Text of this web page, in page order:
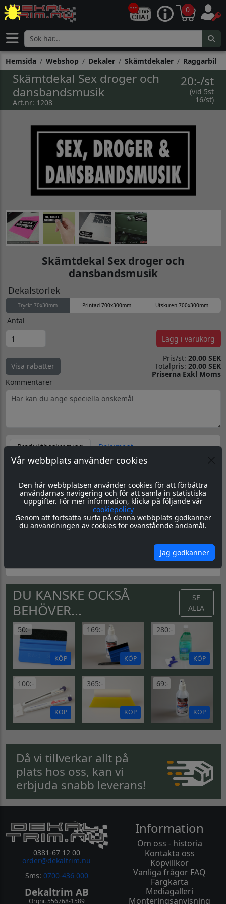
Vår webbplats använder cookies
Den här webbplatsen använder cookies för att förbättra
användarnas navigering och för att samla in statistiska
uppgifter. För mer information, klicka på följande vår
cookiepolicy
Genom att fortsätta surfa på denna webbplats godkänner
du användningen av cookies för ovanstående ändamål.
Jag godkänner
0
Hemsida Webshop Dekaler Skämtdekaler Raggarbil
Skämtdekal Sex droger och
dansbandsmusik
Art.nr: 1208
20:-/st
(vid 5st
16/st)
Skämtdekal Sex droger och
dansbandsmusik
Dekalstorlek
Tryckt 70x30mm Printad 700x300mm Utskuren 700x300mm
Antal
Lägg i varukorg
Visa rabatter
Pris/st: 20.00 SEK
Totalpris: 20.00 SEK
Priserna Exkl Moms
Kommentarer
Produktbeskrivning
Dokument
Skämtdekaler
Dessa skämtdekaler finns i tre varianter:
Liten70x30mm
Datorskuren:700x300mmutanbakgrund, utskuren i vit
blank folie.
Läs igenom våra instrukioner före
DU KANSKE OCKSÅ
BEHÖVER...
SE
ALLA
50:-
KÖP
169:-
KÖP
280:-
KÖP
100:-
KÖP
365:-
KÖP
69:-
KÖP
Då vi tillverkar allt på
plats hos oss, kan vi
erbjuda snabb leverans!
0381-67 12 00
order@dekaltrim.nu
Sms: 0700-436 000
Dekaltrim AB
Orgnr. 556768-1589
Information
Om oss - historia
Kontakta oss
Köpvillkor
Vanliga frågor FAQ
Färgkarta
Mediagalleri
Monteringsanvisning